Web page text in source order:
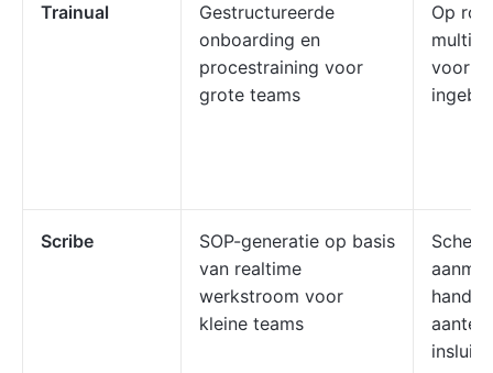
Trainual
Gestructureerde
onboarding en
procestraining voor
grote teams
Op
Scribe
SOP-generatie op basis
van realtime
werkstroom voor
kleine teams